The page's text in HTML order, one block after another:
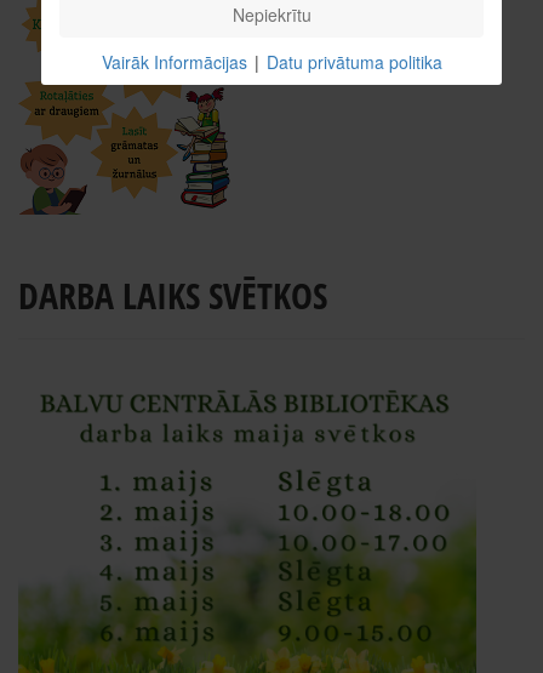
DARBA LAIKS SVĒTKOS
Nepiekrītu
Vairāk Informācijas | Datu privātuma politika